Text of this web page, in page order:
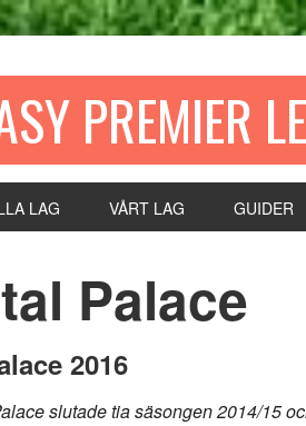
PREMIER
LAG VÅRT LAG GUIDER
Palace
2016
slutade tia säsongen 2014/15